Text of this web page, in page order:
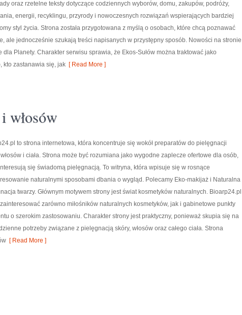
oraz rzetelne teksty dotyczące codziennych wyborów, domu, zakupów, podróży,
energii, recyklingu, przyrody i nowoczesnych rozwiązań wspierających bardziej
styl życia. Strona została przygotowana z myślą o osobach, które chcą poznawać
ale jednocześnie szukają treści napisanych w przystępny sposób. Nowości na stronie
Planety. Charakter serwisu sprawia, że Ekos-Sułów można traktować jako
kto zastanawia się, jak [ Read More ]
włosów
to strona internetowa, która koncentruje się wokół preparatów do pielęgnacji
i ciała. Strona może być rozumiana jako wygodne zaplecze ofertowe dla osób,
się świadomą pielęgnacją. To witryna, która wpisuje się w rosnące
naturalnymi sposobami dbania o wygląd. Polecamy Eko-makijaż i Naturalna
twarzy. Głównym motywem strony jest świat kosmetyków naturalnych. Bioarp24.pl
zarówno miłośników naturalnych kosmetyków, jak i gabinetowe punkty
o szerokim zastosowaniu. Charakter strony jest praktyczny, ponieważ skupia się na
potrzeby związane z pielęgnacją skóry, włosów oraz całego ciała. Strona
[ Read More ]